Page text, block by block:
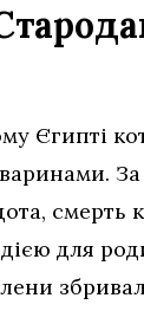
Єгипті
За
смерть
для